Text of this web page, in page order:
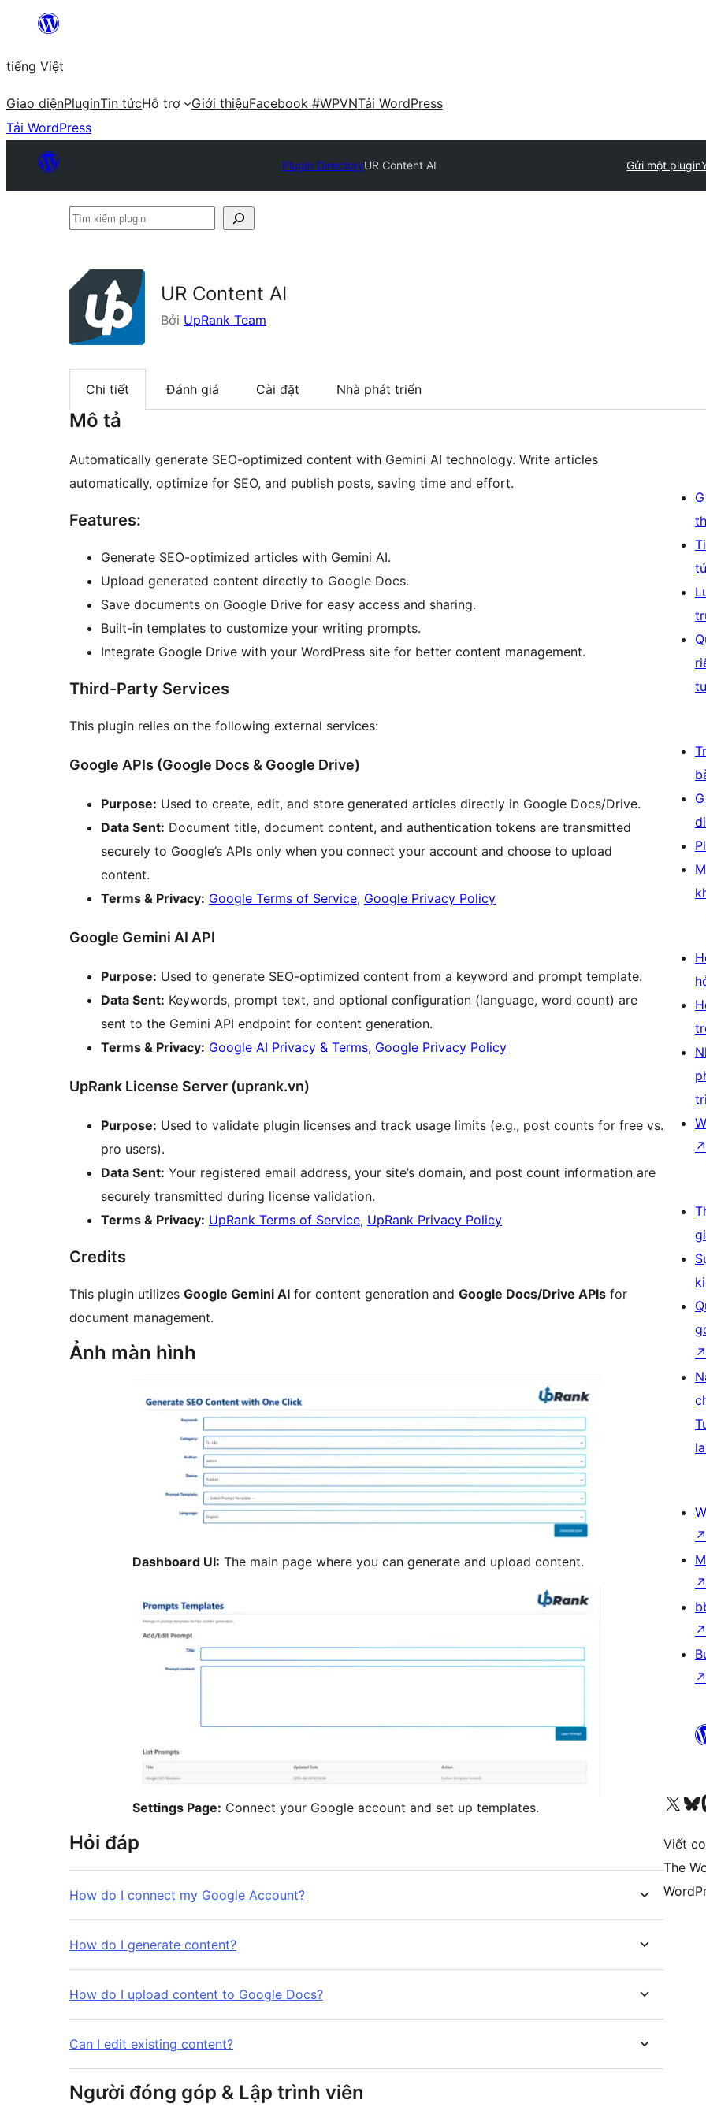
Chuyển
phần
nội
dung
tiếng Việt
Giao diệnPluginTin tứcHỗ trợ Giới thiệuFacebook #WPVNTải WordPress
Tải WordPress
Plugin DirectoryUR Content AI Gửi một plugin
Tìm
UR Content AI
Bởi UpRank Team
Chi tiết Đánh giá Cài đặt Nhà phát triển
Mô tả
Automatically generate SEO-optimized content with Gemini AI technology. Write articles
automatically, optimize for SEO, and publish posts, saving time and effort.
Features:
Generate SEO-optimized articles with Gemini AI.
Upload generated content directly to Google Docs.
Save documents on Google Drive for easy access and sharing.
Built-in templates to customize your writing prompts.
Integrate Google Drive with your WordPress site for better content management.
Third-Party Services
This plugin relies on the following external services:
Google APIs (Google Docs & Google Drive)
Purpose: Used to create, edit, and store generated articles directly in Google Docs/Drive.
Data Sent: Document title, document content, and authentication tokens are transmitted
securely to Google’s APIs only when you connect your account and choose to upload
content.
Terms & Privacy: Google Terms of Service, Google Privacy Policy
Google Gemini AI API
Purpose: Used to generate SEO-optimized content from a keyword and prompt template.
Data Sent: Keywords, prompt text, and optional configuration (language, word count) are
sent to the Gemini API endpoint for content generation.
Terms & Privacy: Google AI Privacy & Terms, Google Privacy Policy
UpRank License Server (uprank.vn)
Purpose: Used to validate plugin licenses and track usage limits (e.g., post counts for free vs.
pro users).
Data Sent: Your registered email address, your site’s domain, and post count information are
securely transmitted during license validation.
Terms & Privacy: UpRank Terms of Service, UpRank Privacy Policy
Credits
This plugin utilizes Google Gemini AI for content generation and Google Docs/Drive APIs for
document management.
Ảnh màn hình
Dashboard UI: The main page where you can generate and upload content.
Settings Page: Connect your Google account and set up templates.
Hỏi đáp
How do I connect my Google Account?
How do I generate content?
How do I upload content to Google Docs?
Can I edit existing content?
Người đóng góp & Lập trình viên
↗
↗
↗
↗
↗
↗
Truy cập tài khoản X (trước đây là Twitter) của chúng tôiVisit
Viết
The